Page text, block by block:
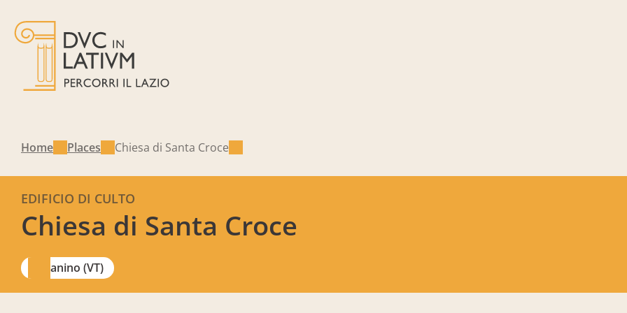
Home Places Chiesa di Santa Croce
Chiesa di Santa Croce
EDIFICIO DI CULTO
Canino (VT)